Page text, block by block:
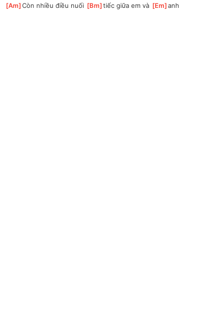
[Am ]
Còn nhiều điều nuối [Bm ]tiếc giữa em và [Em ]
anh